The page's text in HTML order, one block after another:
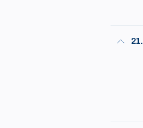
21.